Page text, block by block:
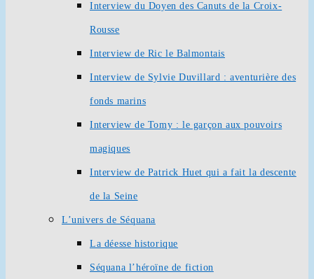
Interview du Doyen des Canuts de la Croix-
Rousse
Interview de Ric le Balmontais
Interview de Sylvie Duvillard : aventurière des
fonds marins
Interview de Tomy : le garçon aux pouvoirs
magiques
Interview de Patrick Huet qui a fait la descente
de la Seine
L’univers de Séquana
La déesse historique
Séquana l’héroïne de fiction